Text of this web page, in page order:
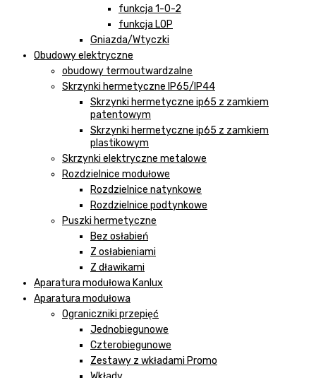
funkcja 1-0-2
funkcja LOP
Gniazda/Wtyczki
Obudowy elektryczne
obudowy termoutwardzalne
Skrzynki hermetyczne IP65/IP44
Skrzynki hermetyczne ip65 z zamkiem
patentowym
Skrzynki hermetyczne ip65 z zamkiem
plastikowym
Skrzynki elektryczne metalowe
Rozdzielnice modułowe
Rozdzielnice natynkowe
Rozdzielnice podtynkowe
Puszki hermetyczne
Bez osłabień
Z osłabieniami
Z dławikami
Aparatura modułowa Kanlux
Aparatura modułowa
Ograniczniki przepięć
Jednobiegunowe
Czterobiegunowe
Zestawy z wkładami Promo